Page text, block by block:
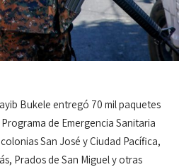
Bukele entregó 70 mil paquetes
de Emergencia Sanitaria
San José y Ciudad Pacífica,
Prados de San Miguel y otras